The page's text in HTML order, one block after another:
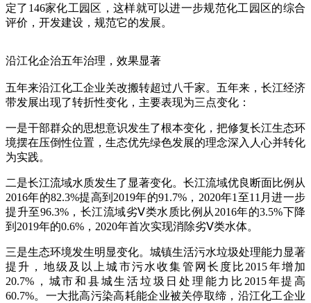
定了146家化工园区，这样就可以进一步规范化工园区的综合
评价，开发建设，规范它的发展。
沿江化企治五年治理，效果显著
五年来沿江化工企业关改搬转超过八千家。五年来，长江经济
带发展出现了转折性变化，主要表现为三点变化：
一是干部群众的思想意识发生了根本变化，把修复长江生态环
境摆在压倒性位置，生态优先绿色发展的理念深入人心并转化
为实践。
二是长江流域水质发生了显著变化。长江流域优良断面比例从
2016年的82.3%提高到2019年的91.7%，2020年1至11月进一步
提升至96.3%，长江流域劣Ⅴ类水质比例从2016年的3.5%下降
到2019年的0.6%，2020年首次实现消除劣Ⅴ类水体。
三是生态环境发生明显变化。城镇生活污水垃圾处理能力显著
提升，地级及以上城市污水收集管网长度比2015年增加
20.7%，城市和县城生活垃圾日处理能力比2015年提高
60.7%。一大批高污染高耗能企业被关停取缔，沿江化工企业